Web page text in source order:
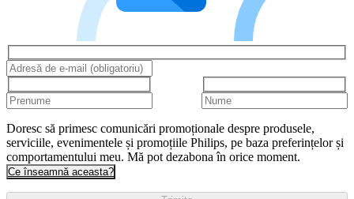
Doresc să primesc comunicări promoționale despre produsele,
serviciile, evenimentele și promoțiile Philips, pe baza preferințelor și
comportamentului meu. Mă pot dezabona în orice moment.
Ce înseamnă aceasta?